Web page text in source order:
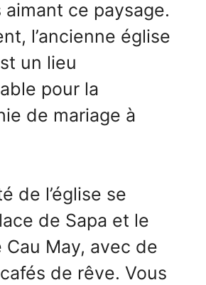
ce paysage.
l’ancienne église
un lieu
pour la
de mariage à
de l’église se
de Sapa et le
May, avec de
de rêve. Vous